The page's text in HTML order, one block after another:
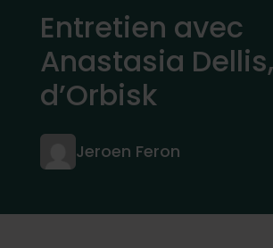
Entretien avec
Anastasia
d’Orbisk
Jeroen Feron